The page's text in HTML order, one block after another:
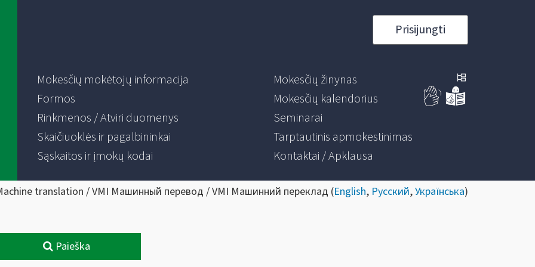
Prisijungti
Mokesčių mokėtojų informacija
Formos
Rinkmenos / Atviri duomenys
Skaičiuoklės ir pagalbininkai
Sąskaitos ir įmokų kodai
Mokesčių žinynas
Mokesčių kalendorius
Seminarai
Tarptautinis apmokestinimas
Kontaktai / Apklausa
translation / VMI Машинный перевод / VMI Машинний переклад (English, Русский,Українська)
Paieška